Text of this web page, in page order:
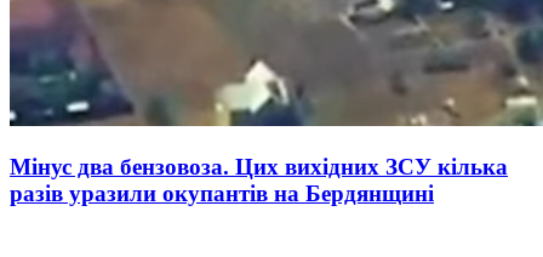
Мінус два бензовоза. Цих вихідних ЗСУ кілька
разів уразили окупантів на Бердянщині